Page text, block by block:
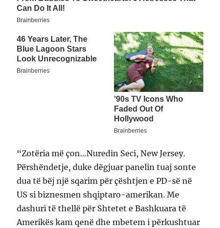
“Zotëria më çon…Nuredin Seci, New Jersey.
Përshëndetje, duke dëgjuar panelin tuaj sonte
dua të bëj një sqarim për çështjen e PD-së në
US si biznesmen shqiptaro-amerikan. Me
dashuri të thellë për Shtetet e Bashkuara të
Amerikës kam qenë dhe mbetem i përkushtuar